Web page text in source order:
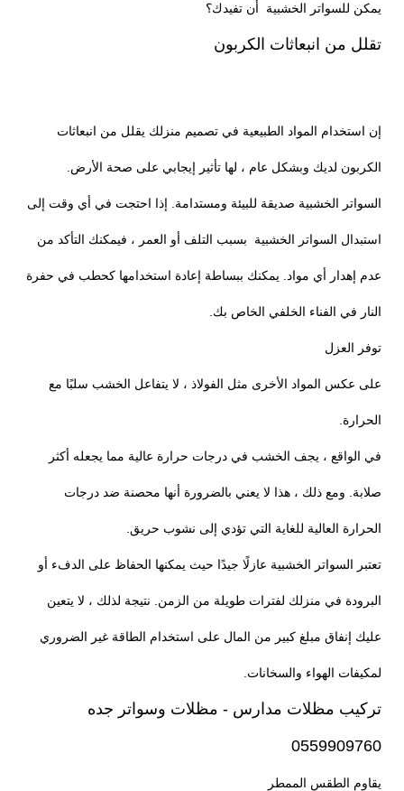
يمكن للسواتر الخشبية أن تفيدك؟
تقلل من انبعاثات الكربون
إن استخدام المواد الطبيعية في تصميم منزلك يقلل من انبعاثات
الكربون لديك وبشكل عام ، لها تأثير إيجابي على صحة الأرض.
السواتر الخشبية صديقة للبيئة ومستدامة. إذا احتجت في أي وقت إلى
استبدال السواتر الخشبية بسبب التلف أو العمر ، فيمكنك التأكد من
عدم إهدار أي مواد. يمكنك ببساطة إعادة استخدامها كحطب في حفرة
النار في الفناء الخلفي الخاص بك.
توفر العزل
على عكس المواد الأخرى مثل الفولاذ ، لا يتفاعل الخشب سلبًا مع
الحرارة.
في الواقع ، يجف الخشب في درجات حرارة عالية مما يجعله أكثر
صلابة. ومع ذلك ، هذا لا يعني بالضرورة أنها محصنة ضد درجات
الحرارة العالية للغاية التي تؤدي إلى نشوب حريق.
تعتبر السواتر الخشبية عازلًا جيدًا حيث يمكنها الحفاظ على الدفء أو
البرودة في منزلك لفترات طويلة من الزمن. نتيجة لذلك ، لا يتعين
عليك إنفاق مبلغ كبير من المال على استخدام الطاقة غير الضروري
لمكيفات الهواء والسخانات.
تركيب مظلات مدارس - مظلات وسواتر جده
0559909760
يقاوم الطقس الممطر